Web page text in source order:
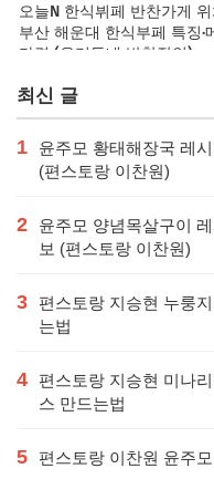
오늘N 한식뷔페 반찬가게 위
부산 해운대 한식부페 특징·메
가격 (우리동네 반찬장인)
최신 글
1
윤주모 황태해장국 레
(편스토랑 이찬원)
2
윤주모 양념목살구이
보 (편스토랑 이찬원)
3
편스토랑 지승현 누룽
는법
4
편스토랑 지승현 미나
스 만드는법
5 편스토랑 이찬원 윤주